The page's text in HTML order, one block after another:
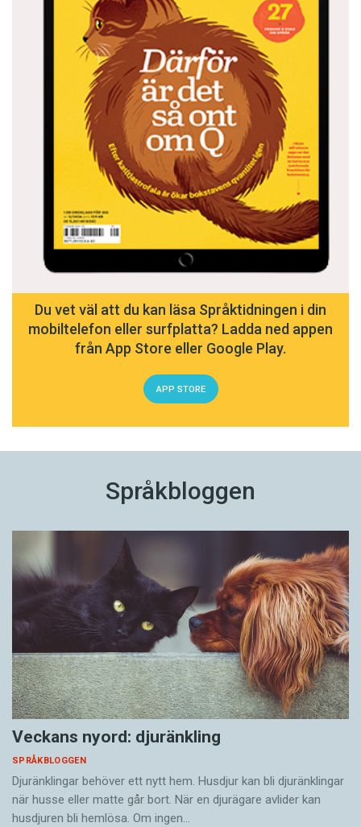
Du vet väl att du kan läsa Språktidningen i din
mobiltelefon eller surfplatta? Ladda ned appen
från App Store eller Google Play.
APP STORE
Språkbloggen
Veckans nyord: djuränkling
SPRÅKBLOGGEN
Djuränklingar behöver ett nytt hem. Husdjur kan bli djuränklingar
när husse eller matte går bort. När en djurägare avlider kan
husdjuren bli hemlösa. Om ingen…